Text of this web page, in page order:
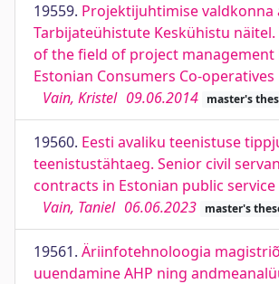
19559. Projektijuhtimise valdkonna
Tarbijateühistute Keskühistu näitel.
of the field of project management
Estonian Consumers Co-operatives
Vain, Kristel 09.06.2014 master's
19560. Eesti avaliku teenistuse
teenistustähtaeg. Senior civil
contracts in Estonian public service
Vain, Taniel 06.06.2023 master's
19561. Äriinfotehnoloogia
uuendamine AHP ning